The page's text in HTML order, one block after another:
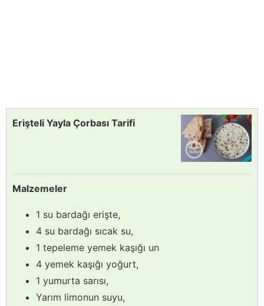
Erişteli Yayla Çorbası Tarifi
Malzemeler
1 su bardağı erişte,
4 su bardağı sıcak su,
1 tepeleme yemek kaşığı un
4 yemek kaşığı yoğurt,
1 yumurta sarısı,
Yarım limonun suyu,